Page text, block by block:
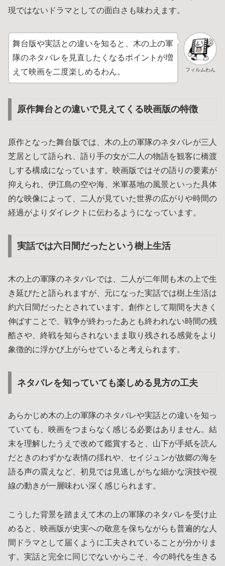
現ではないドラマとしての面白さも味わえます。
フィルムわん
舞台版や実話との違いを知ると、木の上の軍
隊のネタバレを見直したくなるポイントが増
えて映画を二度楽しめるわん。
原作舞台との違いで見えてくる映画版の特徴
原作となった舞台版では、木の上の軍隊のネタバレが三人
芝居として語られ、語り手の女が二人の物語を観客に橋渡
しする構成になっています。映画版ではその語りの要素が
抑えられ、伊江島の空や海、米軍基地の風景といった具体
的な映像によって、二人が見ていた世界の広がりや時間の
経過がよりダイレクトに伝わるようになっています。
実話では六日間だったという樹上生活
木の上の軍隊のネタバレでは、二人が二年間も木の上で生
き延びたと語られますが、元になった実話では樹上生活は
約六日間だったとされています。創作として期間を大きく
伸ばすことで、戦争が終わったあとも終われない時間の残
酷さや、終戦を知らされないまま取り残される感覚をより
象徴的に浮かび上がらせていると考えられます。
ネタバレを知っていても楽しめる見方の工夫
あらかじめ木の上の軍隊のネタバレや実話との違いを知っ
ていても、映画をつまらなく感じる必要はありません。結
末を理解したうえで改めて鑑賞すると、山下が手紙を読ん
だときのわずかな表情の揺れや、セイジュンが故郷の海を
語る声の震えなど、初見では見逃しがちな細かな演技や視
線の動きが一層味わい深く感じられます。
こうした背景を踏まえて木の上の軍隊のネタバレを受け止
めると、映画版が史実への敬意を保ちながらも普遍的な人
間ドラマとして届くように工夫されていることが分かりま
す。実話と完全に同じでないからこそ、今の時代を生きる